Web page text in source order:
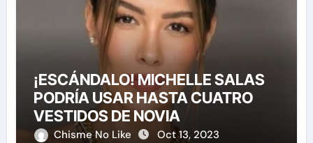
¡ESCÁNDALO! MICHELLE SALAS
PODRÍA USAR HASTA CUATRO
VESTIDOS DE NOVIA
Chisme No Like Oct 13, 2023